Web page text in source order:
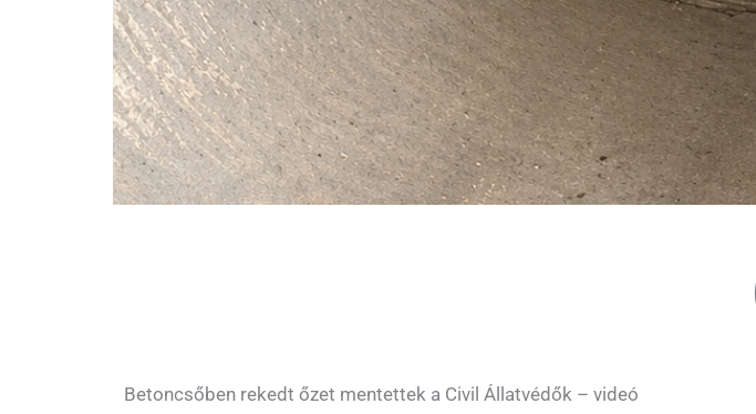
Betoncsőben rekedt őzet mentettek a Civil Állatvédők – videó